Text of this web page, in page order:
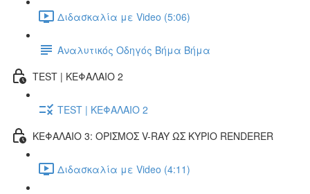
Διδασκαλία με Video (5:06)
Αναλυτικός Οδηγός Βήμα Βήμα
TEST | ΚΕΦΑΛΑΙΟ 2
TEST | ΚΕΦΑΛΑΙΟ 2
ΚΕΦΑΛΑΙΟ 3: ΟΡΙΣΜΟΣ V-RAY ΩΣ ΚΥΡΙΟ RENDERER
Διδασκαλία με Video (4:11)